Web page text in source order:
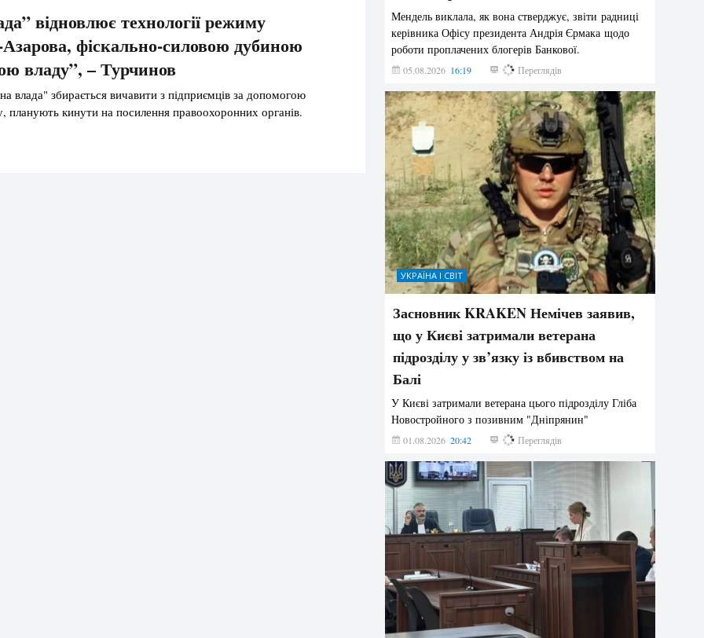
відновлює технології режиму
фіскально-силовою дубиною
владу”, – Турчинов
влада" збирається вичавити з підприємців за допомогою
планують кинути на посилення правоохоронних органів.
Мендель виклала, як вона стверджує, звіти радниці
керівника Офісу президента Андрія Єрмака щодо
роботи проплачених блогерів Банкової.
05.08.2026 16:19 219 Переглядів
УКРАЇНА І СВІТ
Засновник KRAKEN Немічев заявив,
що у Києві затримали ветерана
підрозділу у зв’язку із вбивством на
Балі
У Києві затримали ветерана цього підрозділу Гліба
Новостройного з позивним "Дніпрянин"
01.08.2026 20:42 190 Переглядів